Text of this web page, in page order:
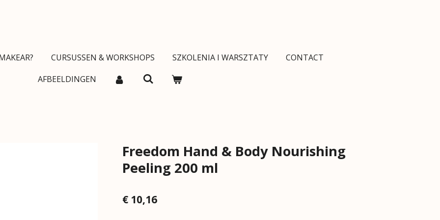
CURSUSSEN & WORKSHOPS SZKOLENIA I WARSZTATY
CONTACT
AFBEELDINGEN
Freedom Hand & Body Nourishing
Peeling 200 ml
€ 10,16